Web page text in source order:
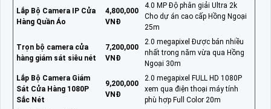
Lắp Bộ Camera IP Cửa
Hàng Quần Áo
4,800,000
VNĐ
4.0 MP Độ phân giải Ultra 2k
Cho dự án cao cấp Hồng Ngoại
25m
Trọn bộ camera cửa
hàng giám sát siêu nét
7,200,000
VNĐ
2.0 megapixel Được bán nhiều
nhất trong năm vừa qua Hồng
Ngoại 30m
Lắp Bộ Camera Giám
Sát Cửa Hàng 1080P
Sắc Nét
9,200,000
VNĐ
2.0 megapixel FULL HD 1080P
xem qua điện thoại máy tính
phù hợp Full Color 20m